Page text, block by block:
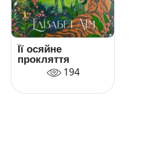
Її осяйне
прокляття
194